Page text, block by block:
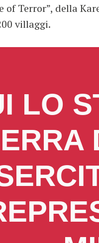
of Terror”, della
villaggi.
LO